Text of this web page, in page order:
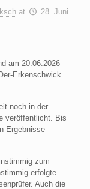
at
28. Juni
am 20.06.2026
Erkenschwick
noch in der
veröffentlicht. Bis
Ergebnisse
zum
erfolgte
Auch die